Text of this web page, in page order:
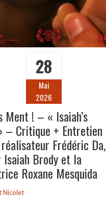
28
Mai
2026
Ment ! – « Isaiah’s
– Critique + Entretien
Frédéric Da,
Isaiah Brody et la
Roxane Mesquida
Nicolet